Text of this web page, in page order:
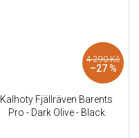
4 290 Kč
–27 %
Kalhoty Fjällräven Barents
Pro - Dark Olive - Black